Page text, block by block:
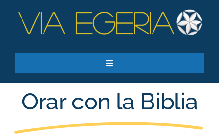
content
Toggle
Recursos
Quiero apoyar
Orar con la Biblia